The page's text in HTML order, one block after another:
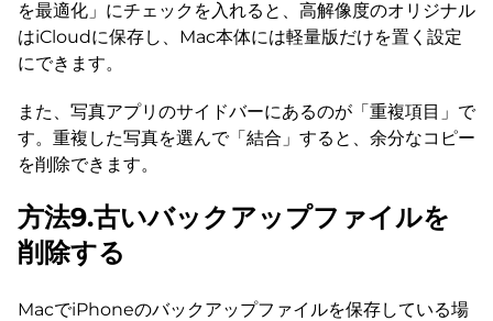
を最適化」にチェックを入れると、高解像度のオリジナル
はiCloudに保存し、Mac本体には軽量版だけを置く設定
にできます。
また、写真アプリのサイドバーにあるのが「重複項目」で
す。重複した写真を選んで「結合」すると、余分なコピー
を削除できます。
方法9.古いバックアップファイルを
削除する
MacでiPhoneのバックアップファイルを保存している場